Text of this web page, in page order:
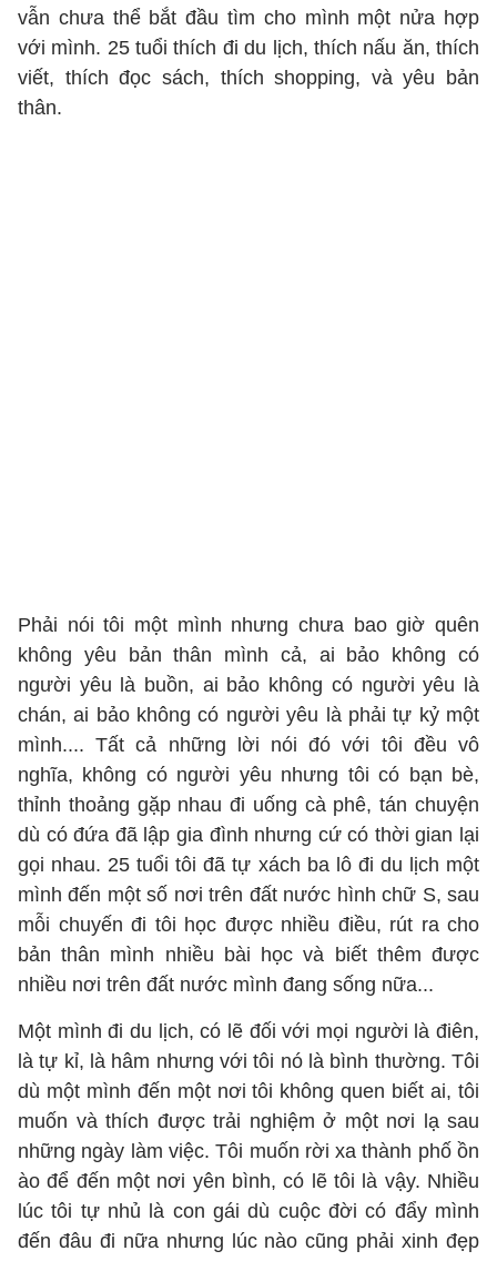
vẫn chưa thể bắt đầu tìm cho mình một nửa hợp
với mình. 25 tuổi thích đi du lịch, thích nấu ăn, thích
viết, thích đọc sách, thích shopping, và yêu bản
thân.
Phải nói tôi một mình nhưng chưa bao giờ quên
không yêu bản thân mình cả, ai bảo không có
người yêu là buồn, ai bảo không có người yêu là
chán, ai bảo không có người yêu là phải tự kỷ một
mình.... Tất cả những lời nói đó với tôi đều vô
nghĩa, không có người yêu nhưng tôi có bạn bè,
thỉnh thoảng gặp nhau đi uống cà phê, tán chuyện
dù có đứa đã lập gia đình nhưng cứ có thời gian lại
gọi nhau. 25 tuổi tôi đã tự xách ba lô đi du lịch một
mình đến một số nơi trên đất nước hình chữ S, sau
mỗi chuyến đi tôi học được nhiều điều, rút ra cho
bản thân mình nhiều bài học và biết thêm được
nhiều nơi trên đất nước mình đang sống nữa...
Một mình đi du lịch, có lẽ đối với mọi người là điên,
là tự kỉ, là hâm nhưng với tôi nó là bình thường. Tôi
dù một mình đến một nơi tôi không quen biết ai, tôi
muốn và thích được trải nghiệm ở một nơi lạ sau
những ngày làm việc. Tôi muốn rời xa thành phố ồn
ào để đến một nơi yên bình, có lẽ tôi là vậy. Nhiều
lúc tôi tự nhủ là con gái dù cuộc đời có đẩy mình
đến đâu đi nữa nhưng lúc nào cũng phải xinh đẹp